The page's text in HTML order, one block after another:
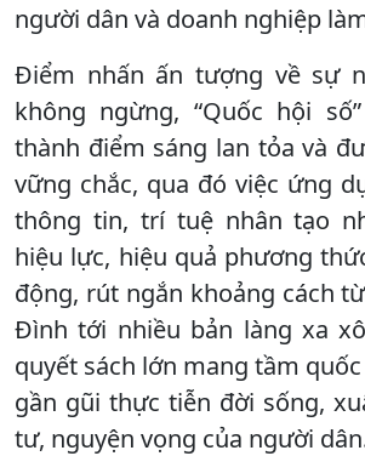
người dân và doanh nghiệp
Điểm nhấn ấn tượng về sự
không ngừng, “Quốc hội
thành điểm sáng lan tỏa và
vững chắc, qua đó việc ứng
thông tin, trí tuệ nhân tạo
hiệu lực, hiệu quả phương
động, rút ngắn khoảng cách
Đình tới nhiều bản làng xa
quyết sách lớn mang tầm
gần gũi thực tiễn đời sống,
tư, nguyện vọng của người